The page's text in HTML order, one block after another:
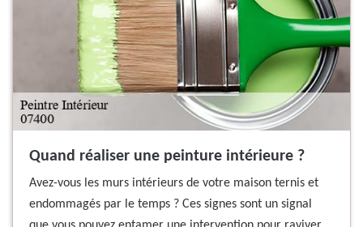
Quand réaliser une peinture intérieure ?
Avez-vous les murs intérieurs de votre maison ternis et
endommagés par le temps ? Ces signes sont un signal